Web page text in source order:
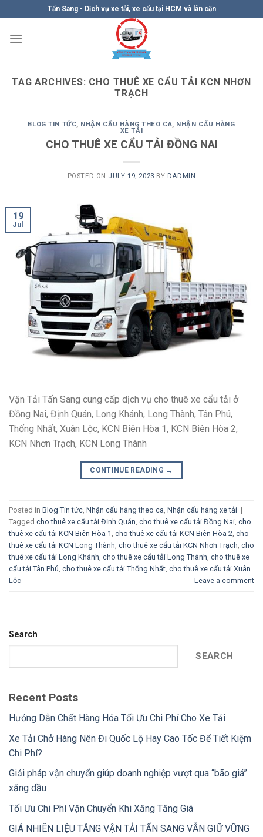
content
Tấn Sang - Dịch vụ xe tải, xe cẩu tại HCM và lân cận
TAG ARCHIVES: CHO THUÊ XE CẨU TẢI KCN NHƠN
TRẠCH
BLOG TIN TỨC, NHẬN CẨU HÀNG THEO CA, NHẬN CẨU HÀNG
XE TẢI
CHO THUÊ XE CẨU TẢI ĐỒNG NAI
POSTED ON JULY 19, 2023 BY DADMIN
19
Jul
Vận Tải Tấn Sang cung cấp dịch vụ cho thuê xe cẩu tải ở
Đồng Nai, Định Quán, Long Khánh, Long Thành, Tân Phú,
Thống Nhất, Xuân Lộc, KCN Biên Hòa 1, KCN Biên Hòa 2,
KCN Nhơn Trạch, KCN Long Thành
CONTINUE READING →
Posted in Blog Tin tức, Nhận cẩu hàng theo ca, Nhận cẩu hàng xe tải |
Tagged cho thuê xe cẩu tải Định Quán, cho thuê xe cẩu tải Đồng Nai, cho
thuê xe cẩu tải KCN Biên Hòa 1, cho thuê xe cẩu tải KCN Biên Hòa 2, cho
thuê xe cẩu tải KCN Long Thành, cho thuê xe cẩu tải KCN Nhơn Trạch, cho
thuê xe cẩu tải Long Khánh, cho thuê xe cẩu tải Long Thành, cho thuê xe
cẩu tải Tân Phú, cho thuê xe cẩu tải Thống Nhất, cho thuê xe cẩu tải Xuân
Lộc
Leave a comment
Search
SEARCH
Recent Posts
Hướng Dẫn Chất Hàng Hóa Tối Ưu Chi Phí Cho Xe Tải
Xe Tải Chở Hàng Nên Đi Quốc Lộ Hay Cao Tốc Để Tiết Kiệm
Chi Phí?
Giải pháp vận chuyển giúp doanh nghiệp vượt qua “bão giá”
xăng dầu
Tối Ưu Chi Phí Vận Chuyển Khi Xăng Tăng Giá
GIÁ NHIÊN LIỆU TĂNG VẬN TẢI TẤN SANG VẪN GIỮ VỮNG